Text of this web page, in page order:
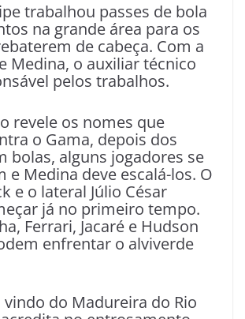
trabalhou passes de bola
na grande área para os
de cabeça. Com a
Medina, o auxiliar técnico
pelos trabalhos.
revele os nomes que
o Gama, depois dos
bolas, alguns jogadores se
e Medina deve escalá-los. O
e o lateral Júlio César
já no primeiro tempo.
Ferrari, Jacaré e Hudson
enfrentar o alviverde
vindo do Madureira do Rio